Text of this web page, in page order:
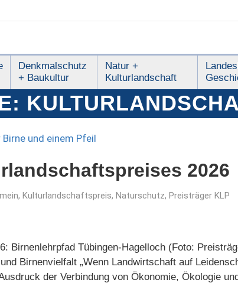
Denkmalschutz
+ Baukultur
Natur +
Kulturlandschaft
2026
, Kulturlandschaftspreis, Naturschutz, Preisträger KLP
Birnenlehrpfad Tübingen-Hagelloch (Foto:
Birnenvielfalt „Wenn Landwirtschaft auf
der Verbindung von Ökonomie, Ökologie